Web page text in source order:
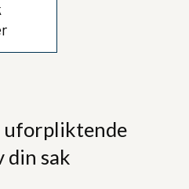
uforpliktende
din sak